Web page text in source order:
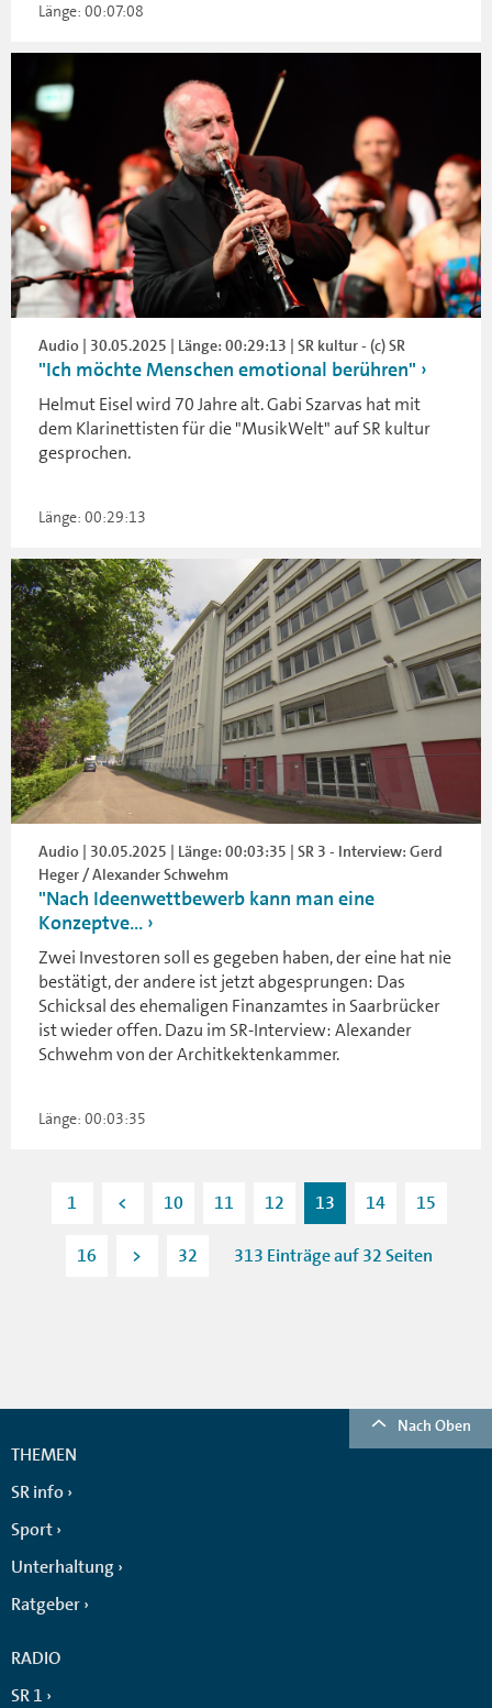
Länge: 00:07:08
Audio | 30.05.2025 | Länge: 00:29:13 | SR kultur - (c) SR
"Ich möchte Menschen emotional berühren"
Helmut Eisel wird 70 Jahre alt. Gabi Szarvas hat mit
dem Klarinettisten für die "MusikWelt" auf SR kultur
gesprochen.
Länge: 00:29:13
Audio | 30.05.2025 | Länge: 00:03:35 | SR 3 - Interview: Gerd
Heger / Alexander Schwehm
"Nach Ideenwettbewerb kann man eine
Konzeptve...
Zwei Investoren soll es gegeben haben, der eine hat nie
bestätigt, der andere ist jetzt abgesprungen: Das
Schicksal des ehemaligen Finanzamtes in Saarbrücker
ist wieder offen. Dazu im SR-Interview: Alexander
Schwehm von der Architkektenkammer.
Länge: 00:03:35
1 < 10 11 12 13 14 15
16 > 32 313 Einträge auf 32 Seiten
Nach Oben
THEMEN
SR info
Sport
Unterhaltung
Ratgeber
RADIO
SR 1